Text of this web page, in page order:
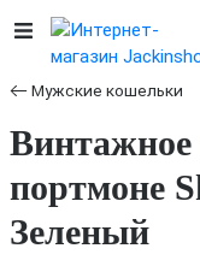
Мужские кошельки
Винтажное
портмоне
Зеленый